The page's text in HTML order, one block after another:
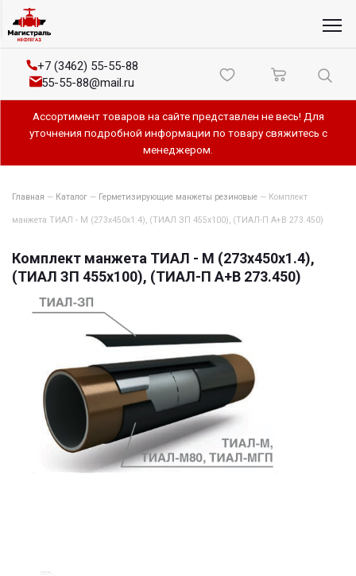
+7 (3462) 55-55-88
55-55-88@mail.ru
Ассортимент товаров на сайте представлен не весь! Для
уточнения подробной информации по товару свяжитесь с
менеджером.
Главная — Каталог — Герметизирующие манжеты резиновые — Комплект
манжета ТИАЛ - М (273х450х1.4), (ТИАЛ ЗП 455х100), (ТИАЛ-П А+В 273.450)
Комплект манжета ТИАЛ - М (273х450х1.4),
(ТИАЛ ЗП 455х100), (ТИАЛ-П А+В 273.450)